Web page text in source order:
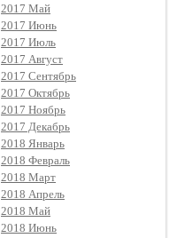
2017 Май
2017 Июнь
2017 Июль
2017 Август
2017 Сентябрь
2017 Октябрь
2017 Ноябрь
2017 Декабрь
2018 Январь
2018 Февраль
2018 Март
2018 Апрель
2018 Май
2018 Июнь